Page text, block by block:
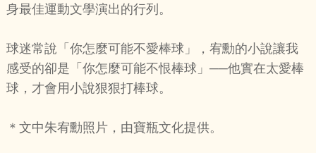
身最佳運動文學演出的行列。
球迷常說「你怎麼可能不愛棒球」，宥勳的小說讓我
感受的卻是「你怎麼可能不恨棒球」──他實在太愛棒
球，才會用小說狠狠打棒球。
＊文中朱宥勳照片，由寶瓶文化提供。